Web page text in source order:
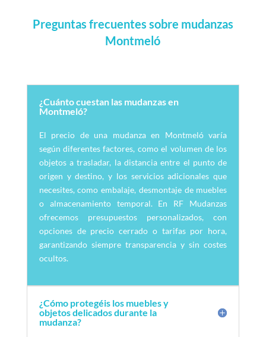
Preguntas frecuentes sobre mudanzas
Montmeló
¿Cuánto cuestan las mudanzas en
Montmeló?
El precio de una mudanza en Montmeló varía
según diferentes factores, como el volumen de los
objetos a trasladar, la distancia entre el punto de
origen y destino, y los servicios adicionales que
necesites, como embalaje, desmontaje de muebles
o almacenamiento temporal. En RF Mudanzas
ofrecemos presupuestos personalizados, con
opciones de precio cerrado o tarifas por hora,
garantizando siempre transparencia y sin costes
ocultos.
¿Cómo protegéis los muebles y
objetos delicados durante la
mudanza?